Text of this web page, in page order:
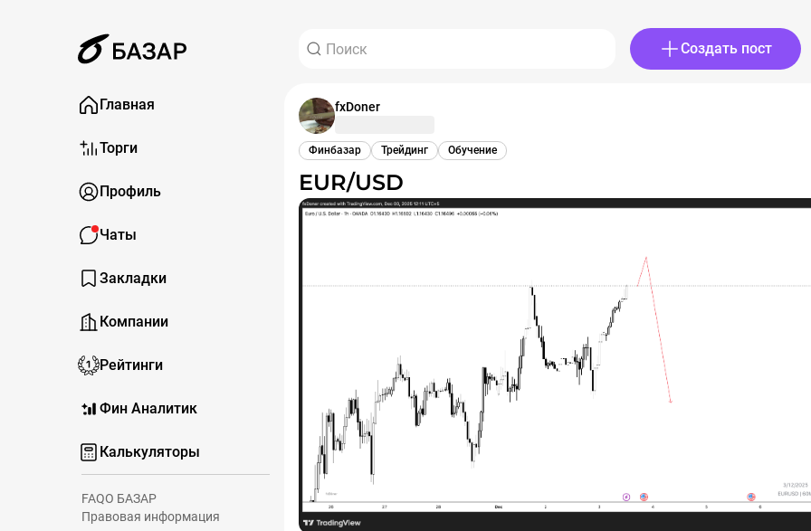
Создать пост
Главная
Торги
Профиль
Чаты
Закладки
Компании
Рейтинги
Фин Аналитик
Калькуляторы
FAQО БАЗАР
Правовая информация
fxDoner
Финбазар Трейдинг Обучение
EUR/USD